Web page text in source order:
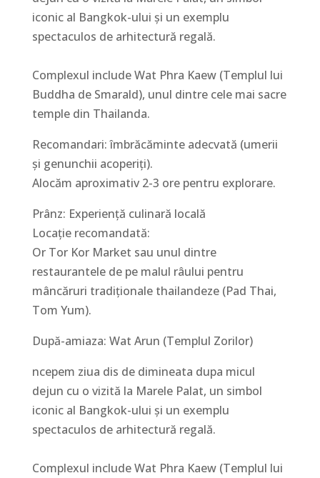
iconic al Bangkok-ului și un exemplu
spectaculos de arhitectură regală.
Complexul include Wat Phra Kaew (Templul lui
Buddha de Smarald), unul dintre cele mai sacre
temple din Thailanda.
Recomandari: îmbrăcăminte adecvată (umerii
și genunchii acoperiți).
Alocăm aproximativ 2-3 ore pentru explorare.
Prânz: Experiență culinară locală
Locație recomandată:
Or Tor Kor Market sau unul dintre
restaurantele de pe malul râului pentru
mâncăruri tradiționale thailandeze (Pad Thai,
Tom Yum).
După-amiaza: Wat Arun (Templul Zorilor)
ncepem ziua dis de dimineata dupa micul
dejun cu o vizită la Marele Palat, un simbol
iconic al Bangkok-ului și un exemplu
spectaculos de arhitectură regală.
Complexul include Wat Phra Kaew (Templul lui